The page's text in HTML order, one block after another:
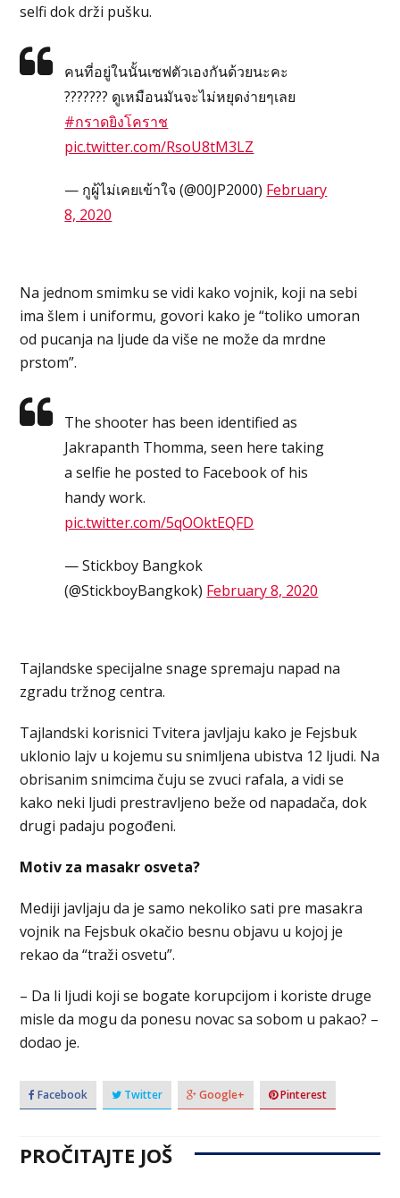
selfi dok drži pušku.
คนที่อยู่ในนั้นเซฟตัวเองกันด้วยนะคะ
??????? ดูเหมือนมันจะไม่หยุดง่ายๆเลย
#กราดยิงโคราช
pic.twitter.com/RsoU8tM3LZ
— กูผู้ไม่เคยเข้าใจ (@00JP2000) February
8, 2020
Na jednom smimku se vidi kako vojnik, koji na sebi
ima šlem i uniformu, govori kako je “toliko umoran
od pucanja na ljude da više ne može da mrdne
prstom”.
The shooter has been identified as
Jakrapanth Thomma, seen here taking
a selfie he posted to Facebook of his
handy work.
pic.twitter.com/5qOOktEQFD
— Stickboy Bangkok
(@StickboyBangkok) February 8, 2020
Tajlandske specijalne snage spremaju napad na
zgradu tržnog centra.
Tajlandski korisnici Tvitera javljaju kako je Fejsbuk
uklonio lajv u kojemu su snimljena ubistva 12 ljudi. Na
obrisanim snimcima čuju se zvuci rafala, a vidi se
kako neki ljudi prestravljeno beže od napadača, dok
drugi padaju pogođeni.
Motiv za masakr osveta?
Mediji javljaju da je samo nekoliko sati pre masakra
vojnik na Fejsbuk okačio besnu objavu u kojoj je
rekao da “traži osvetu”.
– Da li ljudi koji se bogate korupcijom i koriste druge
misle da mogu da ponesu novac sa sobom u pakao? –
dodao je.
Facebook Twitter Google+ Pinterest
PROČITAJTE JOŠ